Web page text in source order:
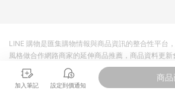
加入筆記 設定到價通知
商品
LINE 購物是匯集購物情報與商品資訊的整合性平台
風格做合作網路商家的延伸商品推薦，商品資料更
商品至各合作網路商家，確認現售價與購物條件，
準。